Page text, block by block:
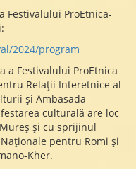
Festivalului ProEtnica-
2024/program
a Festivalului ProEtnica
Relații Interetnice al
și Ambasada
culturală are loc
și cu sprijinul
pentru Romi și
Kher.